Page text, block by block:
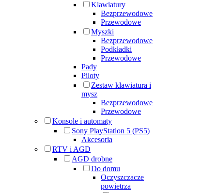
Klawiatury
Bezprzewodowe
Przewodowe
Myszki
Bezprzewodowe
Podkładki
Przewodowe
Pady
Piloty
Zestaw klawiatura i
mysz
Bezprzewodowe
Przewodowe
Konsole i automaty
Sony PlayStation 5 (PS5)
Akcesoria
RTV i AGD
AGD drobne
Do domu
Oczyszczacze
powietrza